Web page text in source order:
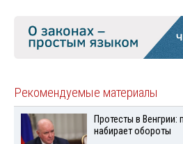
Рекомендуемые материалы
Протесты в Венгрии:
набирает обороты